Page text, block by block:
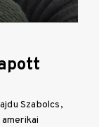
Szabolcs,